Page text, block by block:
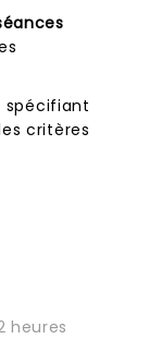
spécifiant
critères
heures